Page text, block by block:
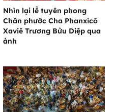
Nhìn lại lễ tuyên phong
Chân phước Cha Phanxicô
Xaviê Trương Bửu Diệp qua
ảnh